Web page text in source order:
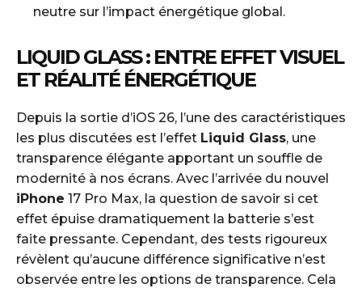
neutre sur l’impact énergétique global.
LIQUID GLASS : ENTRE EFFET VISUEL
ET RÉALITÉ ÉNERGÉTIQUE
Depuis la sortie d’iOS 26, l’une des caractéristiques
les plus discutées est l’effet Liquid Glass, une
transparence élégante apportant un souffle de
modernité à nos écrans. Avec l’arrivée du nouvel
iPhone 17 Pro Max, la question de savoir si cet
effet épuise dramatiquement la batterie s’est
faite pressante. Cependant, des tests rigoureux
révèlent qu’aucune différence significative n’est
observée entre les options de transparence. Cela